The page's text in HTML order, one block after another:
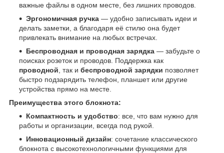
важные файлы в одном месте, без лишних проводов.
Эргономичная ручка — удобно записывать идеи и
делать заметки, а благодаря её стилю она будет
привлекать внимание на любых встречах.
Беспроводная и проводная зарядка — забудьте о
поисках розеток и проводов. Поддержка как
проводной , так и беспроводной зарядки позволяет
быстро подзарядить телефон, планшет или другие
устройства прямо на месте.
Преимущества этого блокнота:
Компактность и удобство: все, что вам нужно для
работы и организации, всегда под рукой.
Инновационный дизайн: сочетание классического
блокнота с высокотехнологичными функциями для